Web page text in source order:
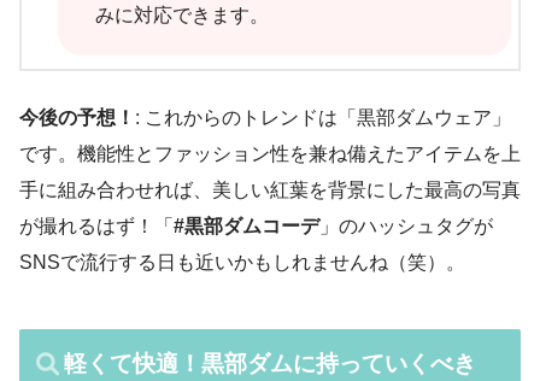
みに対応できます。
今後の予想！ : これからのトレンドは「黒部ダムウェア」
です。機能性とファッション性を兼ね備えたアイテムを上
手に組み合わせれば、美しい紅葉を背景にした最高の写真
が撮れるはず！「 #黒部ダムコーデ」のハッシュタグが
SNSで流行する日も近いかもしれませんね（笑）。
軽くて快適！黒部ダムに持っていくべき